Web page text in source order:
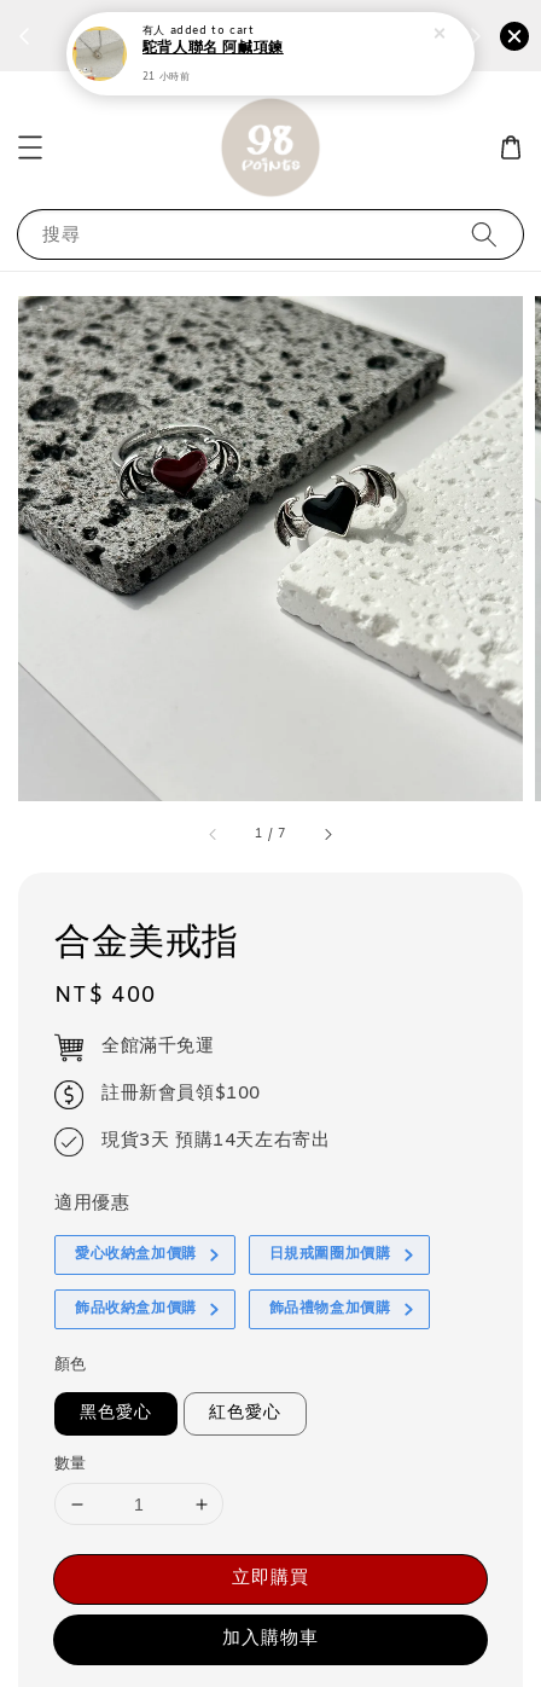
個性鋼戒任兩件1300⚡ 加
搜尋
1 /7
合金美戒指
Regular
price
NT$ 400
全館滿千免運
註冊新會員領$100
現貨3天 預購14天左右寄出
適用優惠
愛心收納盒加價購 日規戒圍圈加價購
飾品收納盒加價購 飾品禮物盒加價購
顏色
黑色愛心 紅色愛心
數量
立即購買
加入購物車
有人 added to cart
駝背人聯名 阿鹹項鍊
21 小時前